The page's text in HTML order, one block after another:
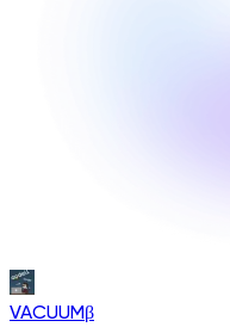
VACUUMβ